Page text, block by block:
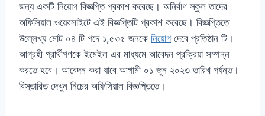
জন্য একটি নিয়োগ বিজ্ঞপ্তি প্রকাশ করেছে। অনির্বাণ স্কুল তাদের
অফিসিয়াল ওয়েবসাইটে এই বিজ্ঞপ্তিটি প্রকাশ করেছে। বিজ্ঞপ্তিতে
উল্লেখ্য মোট ০৪ টি পদে ১,৫৩৫ জনকে নিয়োগ দেবে প্রতিষ্ঠান টি।
আগ্রহী প্রার্থীগণকে ইমেইল এর মাধ্যমে আবেদন প্রক্রিয়া সম্পন্ন
করতে হবে। আবেদন করা যাবে আগামী ০১ জুন ২০২৩ তারিখ পর্যন্ত।
বিস্তারিত দেখুন নিচের অফিসিয়াল বিজ্ঞপ্তিতে।